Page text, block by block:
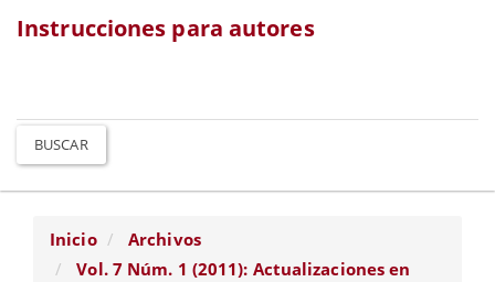
Instrucciones para autores
BUSCAR
Inicio
Archivos
Vol. 7 Núm. 1 (2011): Actualizaciones en